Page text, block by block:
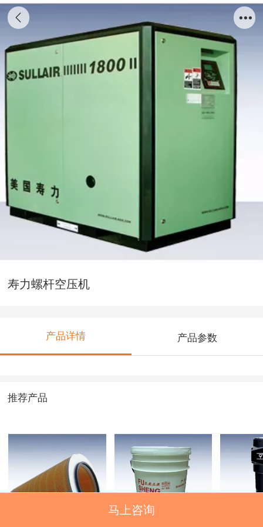
寿力螺杆空压机
产品详情 产品参数
推荐产品
复盛专用油
马上咨询